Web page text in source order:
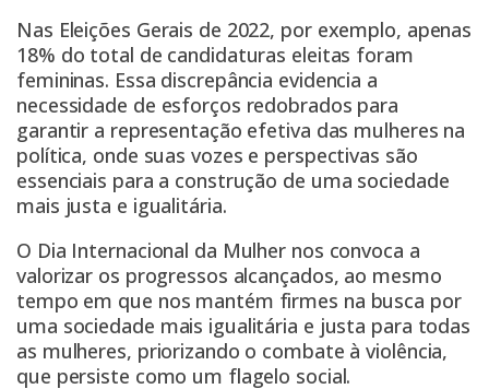
Nas Eleições Gerais de 2022, por exemplo, apenas
18% do total de candidaturas eleitas foram
femininas. Essa discrepância evidencia a
necessidade de esforços redobrados para
garantir a representação efetiva das mulheres na
política, onde suas vozes e perspectivas são
essenciais para a construção de uma sociedade
mais justa e igualitária.
O Dia Internacional da Mulher nos convoca a
valorizar os progressos alcançados, ao mesmo
tempo em que nos mantém firmes na busca por
uma sociedade mais igualitária e justa para todas
as mulheres, priorizando o combate à violência,
que persiste como um flagelo social.